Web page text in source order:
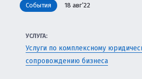
События 18 авг’22
УСЛУГА:
Услуги по комплексному
сопровождению бизнеса